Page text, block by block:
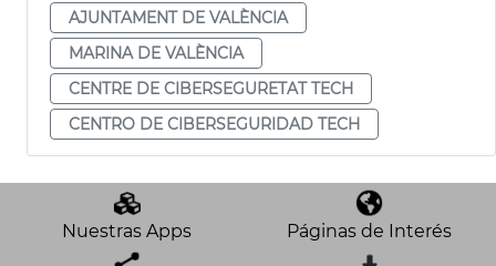
AJUNTAMENT DE VALÈNCIA
MARINA DE VALÈNCIA
CENTRE DE CIBERSEGURETAT TECH
CENTRO DE CIBERSEGURIDAD TECH
Nuestras Apps Páginas de Interés